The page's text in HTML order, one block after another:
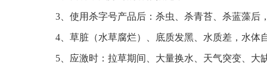
3、使用杀字号产品后：杀虫、杀青苔、杀蓝藻后
4、草脏（水草腐烂）、底质发黑、水质差，水体
5、应激时：拉草期间、大量换水、天气突变、大